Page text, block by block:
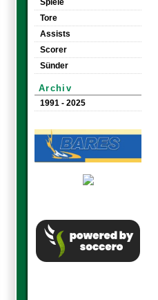
Spiele
Tore
Assists
Scorer
Sünder
Archiv
1991 - 2025